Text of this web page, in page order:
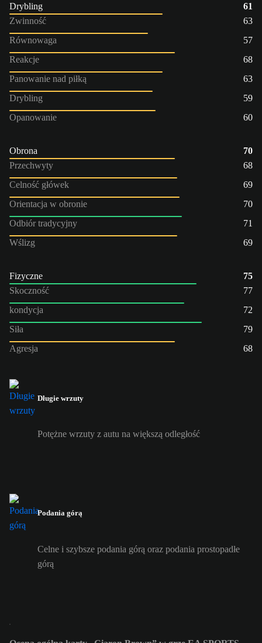
Drybling
61
Zwinność
63
Równowaga
57
Reakcje
68
Panowanie nad piłką
63
Drybling
59
Opanowanie
60
Obrona
70
Przechwyty
68
Celność główek
69
Orientacja w obronie
70
Odbiór tradycyjny
71
Wślizg
69
Fizyczne
75
Skoczność
77
kondycja
72
Siła
79
Agresja
68
Długie wrzuty
Potężne wrzuty z autu na większą odległość
Podania górą
Celne i szybsze podania górą oraz podania prostopadłe
górą